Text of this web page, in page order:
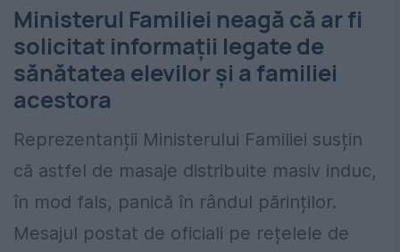
Ministerul Familiei neagă că ar fi
solicitat informații legate de
sănătatea elevilor și a familiei
acestora
Reprezentanții Ministerului Familiei susțin
că astfel de masaje distribuite masiv induc,
în mod fals, panică în rândul părinților.
Mesajul postat de oficiali pe rețelele de